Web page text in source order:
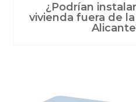
¿Podrían
vivienda fuera de